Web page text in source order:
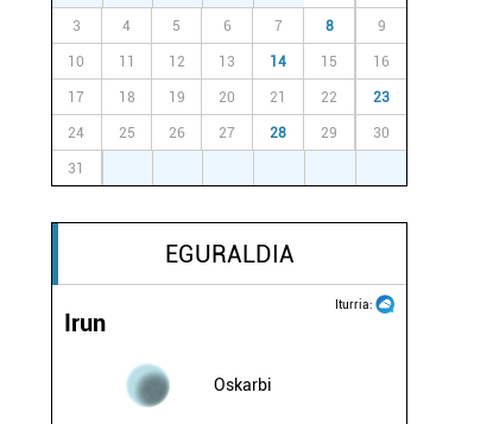
3 4 5 6 7 8 9
10 11 12 13 14 15 16
17 18 19 20 21 22 23
24 25 26 27 28 29 30
31
EGURALDIA
Iturria:
Irun
Oskarbi